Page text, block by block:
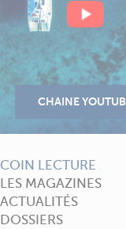
COIN LECTURE
LES MAGAZINES
ACTUALITÉS
DOSSIERS